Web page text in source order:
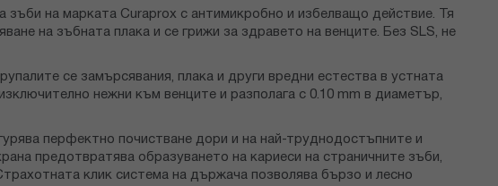
зъби на марката Curaprox с антимикробно и избелващо действие. Тя
на зъбната плака и се грижи за здравето на венците. Без SLS, не
се замърсявания, плака и други вредни естества в устната
нежни към венците и разполага с 0.10 mm в диаметър,
перфектно почистване дори и на най-труднодостъпните и
предотвратява образуването на кариеси на страничните зъби,
клик система на държача позволява бързо и лесно